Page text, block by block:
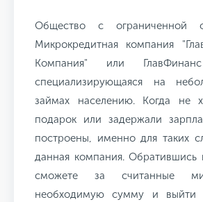
Общество с ограниченной
Микрокредитная компания
Компания" или
специализирующаяся на
займах населению. Когда не
подарок или задержали
построены, именно для таких
данная компания. Обратившись
сможете за считанные
необходимую сумму и выйти